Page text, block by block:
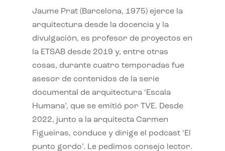
Jaume Prat (Barcelona, 1975) ejerce la
arquitectura desde la docencia y la
divulgación, es profesor de proyectos en
la ETSAB desde 2019 y, entre otras
cosas, durante cuatro temporadas fue
asesor de contenidos de la serie
documental de arquitectura ‘Escala
Humana’, que se emitió por TVE. Desde
2022, junto a la arquitecta Carmen
Figueiras, conduce y dirige el podcast ‘El
punto gordo’. Le pedimos consejo lector.